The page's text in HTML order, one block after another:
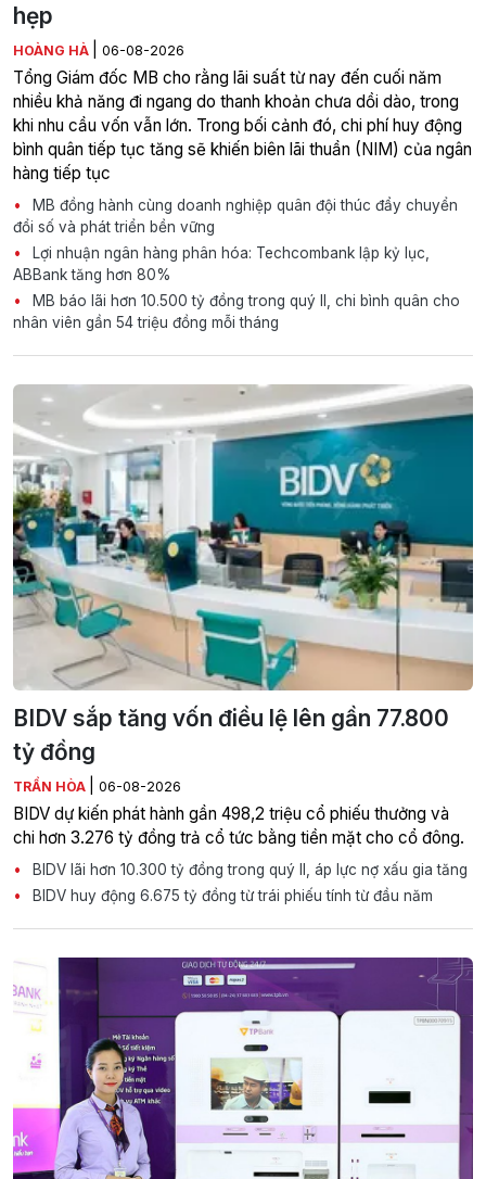
hẹp
HOÀNG HÀ 06-08-2026
Tổng Giám đốc MB cho rằng lãi suất từ nay đến cuối năm
nhiều khả năng đi ngang do thanh khoản chưa dồi dào, trong
khi nhu cầu vốn vẫn lớn. Trong bối cảnh đó, chi phí huy động
bình quân tiếp tục tăng sẽ khiến biên lãi thuần (NIM) của ngân
hàng tiếp tục
MB đồng hành cùng doanh nghiệp quân đội thúc đẩy chuyển
đổi số và phát triển bền vững
Lợi nhuận ngân hàng phân hóa: Techcombank lập kỷ lục,
ABBank tăng hơn 80%
MB báo lãi hơn 10.500 tỷ đồng trong quý II, chi bình quân cho
nhân viên gần 54 triệu đồng mỗi tháng
BIDV sắp tăng vốn điều lệ lên gần 77.800
tỷ đồng
TRẦN HÒA 06-08-2026
BIDV dự kiến phát hành gần 498,2 triệu cổ phiếu thưởng và
chi hơn 3.276 tỷ đồng trả cổ tức bằng tiền mặt cho cổ đông.
BIDV lãi hơn 10.300 tỷ đồng trong quý II, áp lực nợ xấu gia tăng
BIDV huy động 6.675 tỷ đồng từ trái phiếu tính từ đầu năm